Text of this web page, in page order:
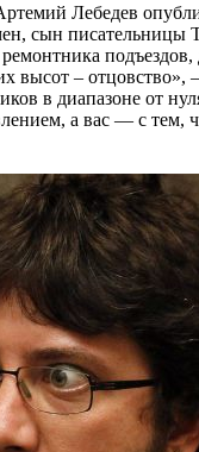
Лебедев
сын писательницы
ремонтника
высот –
в диапазоне от
а вас — с тем,